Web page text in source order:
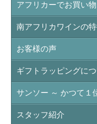
アフリカーでお買い
南アフリカワインの
お客様の声
ギフトラッピングに
サンソー ～ かつて１
スタッフ紹介